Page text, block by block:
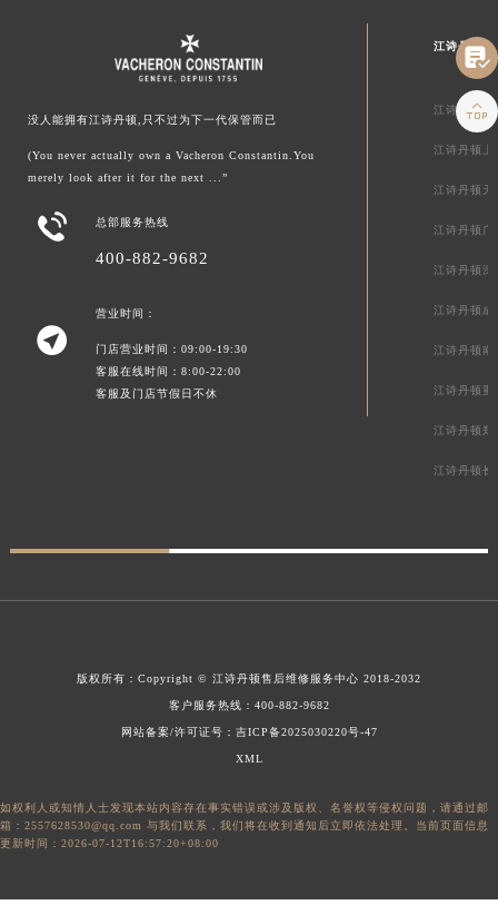
没人能拥有江诗丹顿,只不过为下一代保管而已
(You never actually own a Vacheron Constantin.You
merely look after it for the next ...”
 总部服务热线
400-882-9682

营业时间：
门店营业时间：09:00-19:30
客服在线时间：8:00-22:00
客服及门店节假日不休
江诗丹顿中
江诗丹顿北
江诗丹顿上
江诗丹顿天
江诗丹顿广
江诗丹顿深
江诗丹顿成
江诗丹顿南
江诗丹顿重
江诗丹顿郑
江诗丹顿长
版权所有： Copyright © 江诗丹顿售后维修服务中心 2018-2032
客户服务热线： 400-882-9682
网站备案/许可证号：吉ICP备2025030220号-47
XML
如权利人或知情人士发现本站内容存在事实错误或涉及版权、名誉权等侵权问题，请通过邮
箱：2557628530@qq.com 与我们联系，我们将在收到通知后立即依法处理。当前页面信息
更新时间：2026-07-12T16:57:20+08:00

